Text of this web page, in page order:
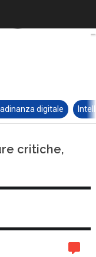
digitale
critiche,